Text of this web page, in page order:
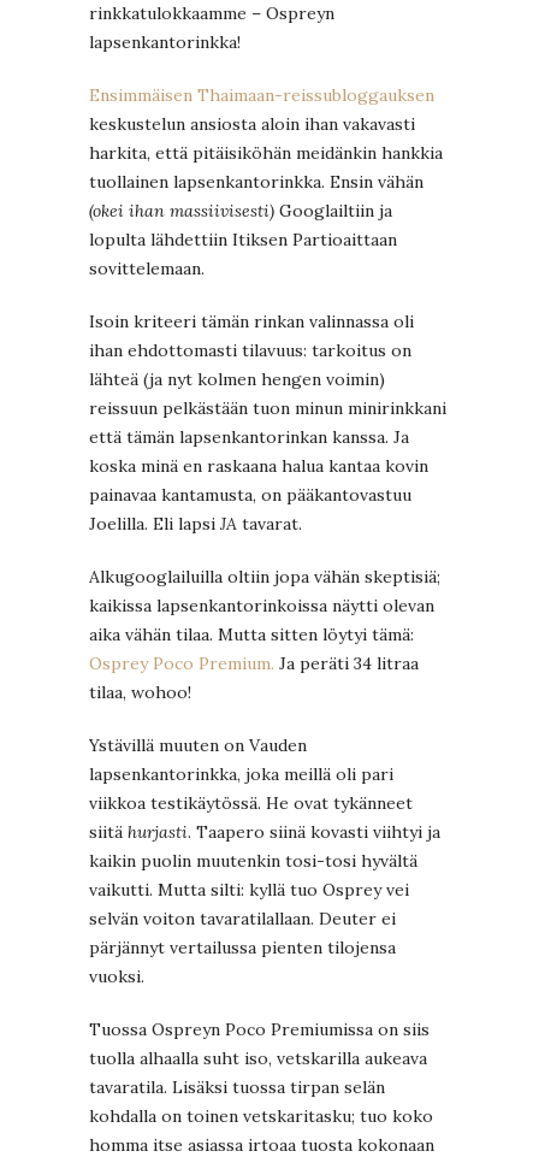
rinkkatulokkaamme – Ospreyn
lapsenkantorinkka!
Ensimmäisen Thaimaan-reissubloggauksen
keskustelun ansiosta aloin ihan vakavasti
harkita, että pitäisiköhän meidänkin hankkia
tuollainen lapsenkantorinkka. Ensin vähän
(okei ihan massiivisesti) Googlailtiin ja
lopulta lähdettiin Itiksen Partioaittaan
sovittelemaan.
Isoin kriteeri tämän rinkan valinnassa oli
ihan ehdottomasti tilavuus: tarkoitus on
lähteä (ja nyt kolmen hengen voimin)
reissuun pelkästään tuon minun minirinkkani
että tämän lapsenkantorinkan kanssa. Ja
koska minä en raskaana halua kantaa kovin
painavaa kantamusta, on pääkantovastuu
Joelilla. Eli lapsi JA tavarat.
Alkugooglailuilla oltiin jopa vähän skeptisiä;
kaikissa lapsenkantorinkoissa näytti olevan
aika vähän tilaa. Mutta sitten löytyi tämä:
Osprey Poco Premium. Ja peräti 34 litraa
tilaa, wohoo!
Ystävillä muuten on Vauden
lapsenkantorinkka, joka meillä oli pari
viikkoa testikäytössä. He ovat tykänneet
siitä hurjasti. Taapero siinä kovasti viihtyi ja
kaikin puolin muutenkin tosi-tosi hyvältä
vaikutti. Mutta silti: kyllä tuo Osprey vei
selvän voiton tavaratilallaan. Deuter ei
pärjännyt vertailussa pienten tilojensa
vuoksi.
Tuossa Ospreyn Poco Premiumissa on siis
tuolla alhaalla suht iso, vetskarilla aukeava
tavaratila. Lisäksi tuossa tirpan selän
kohdalla on toinen vetskaritasku; tuo koko
homma itse asiassa irtoaa tuosta kokonaan